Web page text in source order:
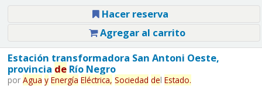
Hacer reserva
Agregar al carrito
Estación transformadora San Antoni Oeste,
provincia deRío Negro
por Agua y Energía Eléctrica, Sociedad del Estado.